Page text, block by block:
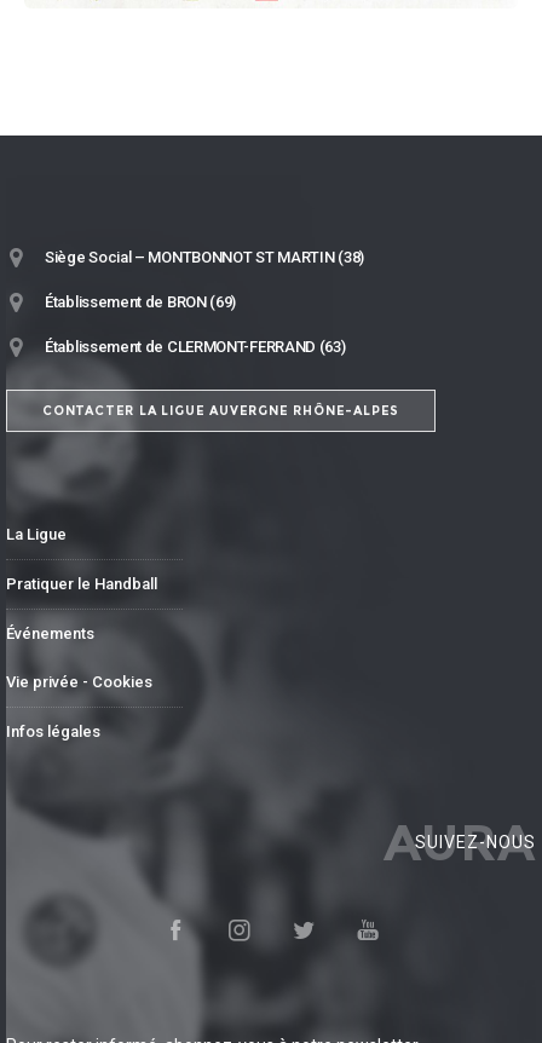
Siège Social – MONTBONNOT ST MARTIN (38)
Établissement de BRON (69)
Établissement de CLERMONT-FERRAND (63)
CONTACTER LA LIGUE AUVERGNE RHÔNE-ALPES
La Ligue
Pratiquer le Handball
Événements
Vie privée - Cookies
Infos légales
AURA
SUIVEZ-NOUS